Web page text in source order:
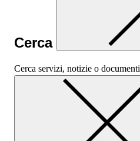
Cerca
Cerca servizi, notizie o documenti